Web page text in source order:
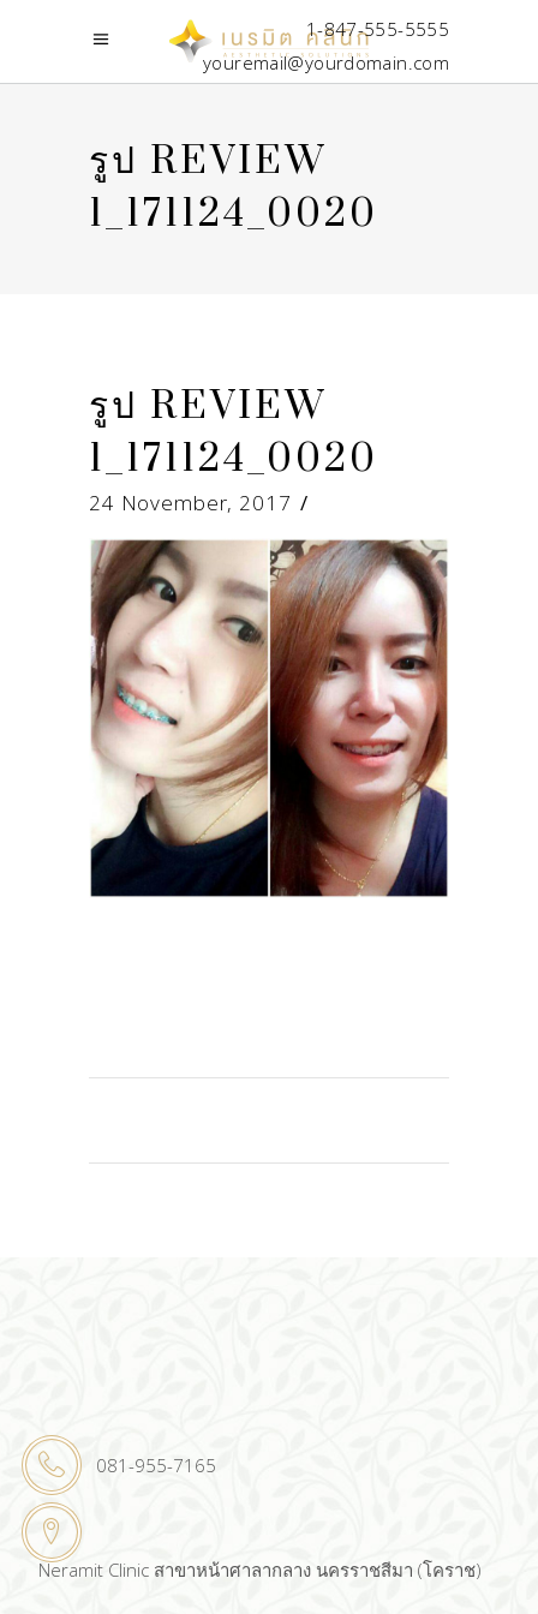
1-847-555-5555
youremail@yourdomain.com
รูป REVIEW
1_171124_0020
รูป REVIEW
1_171124_0020
24 November, 2017
081-955-7165
Neramit Clinic สาขาหน้าศาลากลาง นครราชสีมา (โคราช)